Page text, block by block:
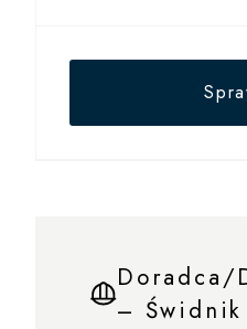
Doradca/
– Świdnik